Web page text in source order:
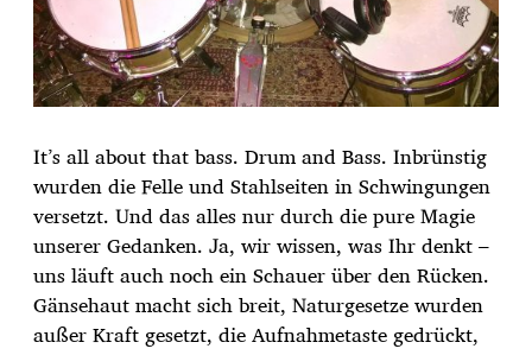
It’s all about that bass. Drum and Bass. Inbrünstig
wurden die Felle und Stahlseiten in Schwingungen
versetzt. Und das alles nur durch die pure Magie
unserer Gedanken. Ja, wir wissen, was Ihr denkt –
uns läuft auch noch ein Schauer über den Rücken.
Gänsehaut macht sich breit, Naturgesetze wurden
außer Kraft gesetzt, die Aufnahmetaste gedrückt,